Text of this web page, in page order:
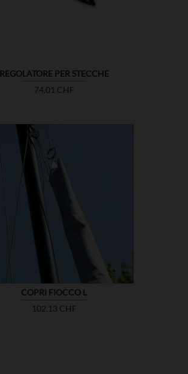
REGOLATORE PER STECCHE
Prezzo
74,01 CHF
COPRI FIOCCO L
Prezzo
102,13 CHF